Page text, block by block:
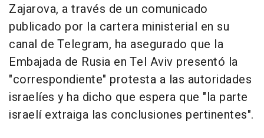
Zajarova, a través de un comunicado
publicado por la cartera ministerial en su
canal de Telegram, ha asegurado que la
Embajada de Rusia en Tel Aviv presentó la
"correspondiente" protesta a las autoridades
israelíes y ha dicho que espera que "la parte
israelí extraiga las conclusiones pertinentes".